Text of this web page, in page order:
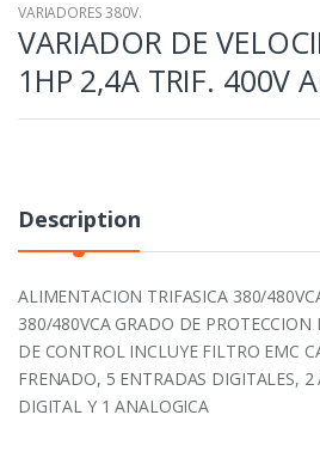
VARIADORES 380V.
VARIADOR DE
1HP 2,4A TRIF. 400V
Description
ALIMENTACION TRIFASICA 380/
380/480VCA GRADO DE
DE CONTROL INCLUYE FILTRO EMC
FRENADO, 5 ENTRADAS DIGITALES,
DIGITAL Y 1 ANALOGICA